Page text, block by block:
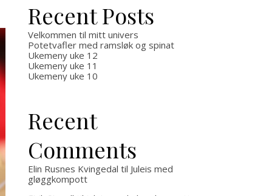
Recent Posts
Velkommen til mitt univers
Potetvafler med ramsløk og spinat
Ukemeny uke 12
Ukemeny uke 11
Ukemeny uke 10
Recent
Comments
Elin Rusnes Kvingedal til Juleis med
gløggkompott